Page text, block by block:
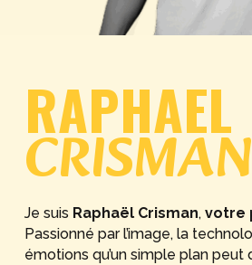
RAPHAEL
CRISMAN
Je suis Raphaël Crisman, votre
Passionné par l’image, la
émotions qu’un simple plan peut